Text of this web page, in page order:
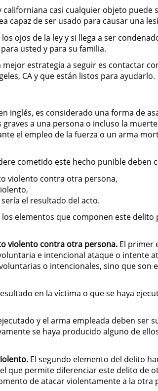
casi cualquier objeto
capaz de ser usado para causar una
ojos de la ley y si llega a ser
usted y para su familia.
estrategia a seguir es contactar
CA y que están listos para ayudarlo.
inglés, es considerado una forma de
a una persona o incluso la
el empleo de la fuerza o un arma
cometido este hecho punible deben
violento contra otra persona,
el resultado del acto.
elementos que componen este
violento contra otra persona. El primer
e intencional ataque o intente
o intencionales, sino que
en la víctima o que se haya
y el arma empleada deben ser
se haya producido alguno de
El segundo elemento del delito
que permite diferenciar este delito de
de atacar violentamente a la otra